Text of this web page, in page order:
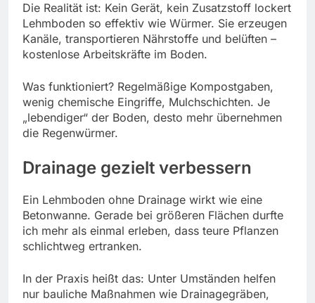
Die Realität ist: Kein Gerät, kein Zusatzstoff lockert
Lehmboden so effektiv wie Würmer. Sie erzeugen
Kanäle, transportieren Nährstoffe und belüften –
kostenlose Arbeitskräfte im Boden.
Was funktioniert? Regelmäßige Kompostgaben,
wenig chemische Eingriffe, Mulchschichten. Je
„lebendiger“ der Boden, desto mehr übernehmen
die Regenwürmer.
Drainage gezielt verbessern
Ein Lehmboden ohne Drainage wirkt wie eine
Betonwanne. Gerade bei größeren Flächen durfte
ich mehr als einmal erleben, dass teure Pflanzen
schlichtweg ertranken.
In der Praxis heißt das: Unter Umständen helfen
nur bauliche Maßnahmen wie Drainagegräben,